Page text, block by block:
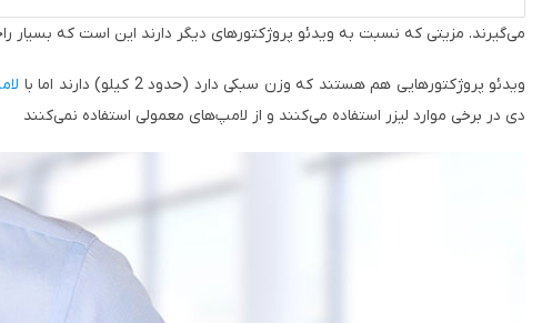
می‌گیرند. مزیتی که نسبت به ویدئو پروژکتورهای دیگر دارند این است که بسیار
ویدئو پروژکتورهایی هم هستند که وزن سبکی دارد (حدود 2 کیلو) دارند اما با
دی در برخی موارد لیزر استفاده می‌کنند و از لامپ‌های معمولی استفاده نمی‌کنند